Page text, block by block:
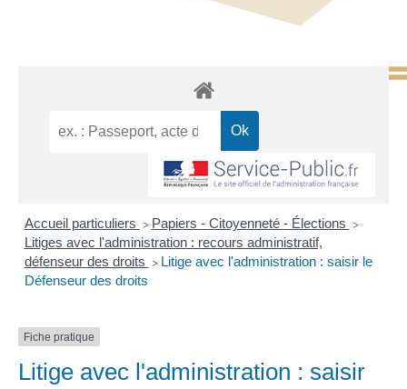
Accueil particuliers > Papiers - Citoyenneté - Élections >
Litiges avec l'administration : recours administratif,
défenseur des droits > Litige avec l'administration : saisir le
Défenseur des droits
Fiche pratique
Litige avec l'administration : saisir